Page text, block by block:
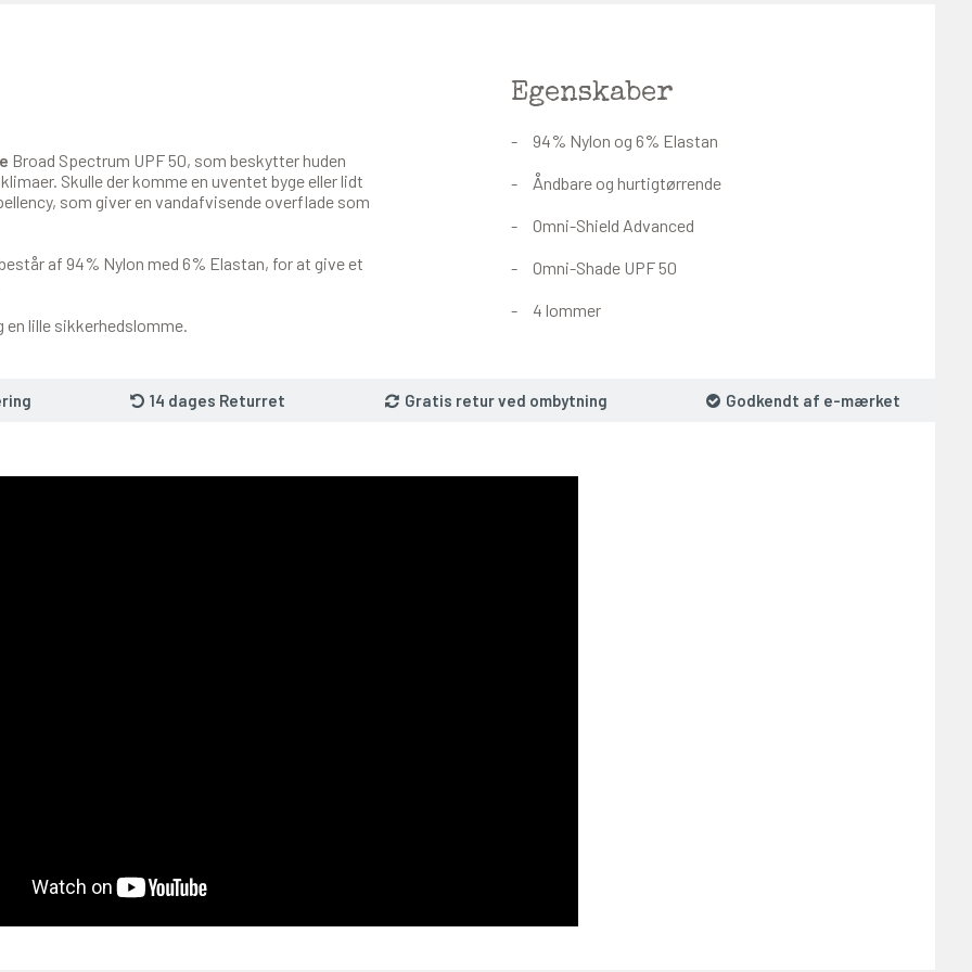
Broad Spectrum UPF 50, som beskytter huden
Skulle der komme en uventet byge eller lidt
som giver en vandafvisende overflade som
af 94% Nylon med 6% Elastan, for at give et
en lille sikkerhedslomme.
Egenskaber
94% Nylon og 6% Elastan
Åndbare og hurtigtørrende
Omni-Shield Advanced
Omni-Shade UPF 50
4 lommer
14 dages Returret Gratis retur ved ombytning Godkendt af e-mærket